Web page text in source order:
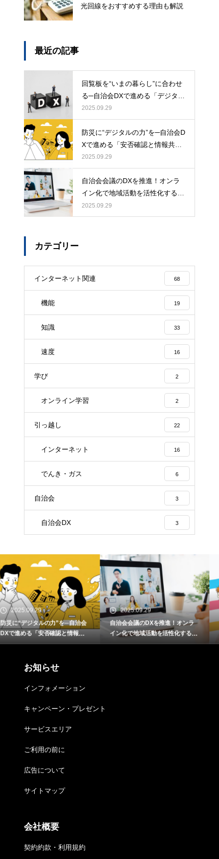
光回線をおすすめする理由も解説
最近の記事
回覧板を“いまの暮らし”に合わせ
る─自治会DXで進める「デジタル
回覧板」の始め方
2025.09.29
防災に“デジタルの力”を─自治会D
Xで進める「安否確認と情報共
有」の新しいかたち：地域コミュ
ニティを災害から守るためのロー
ドマップ
2025.09.29
自治会会議のDXを推進！オンラ
イン化で地域活動を活性化する詳
細ガイド
2025.09.29
カテゴリー
インターネット関連 68
機能 19
知識 33
速度 16
学び 2
オンライン学習 2
引っ越し 22
インターネット 16
でんき・ガス 6
自治会 3
自治会DX 3
2025.09.29
自治会会議のDXを推進！オンラ
イン化で地域活動を活性化する詳
細ガイド
2024.05.15
高まる教育へのゲーミフィケーシ
ョン導入
お知らせ
インフォメーション
キャンペーン・プレゼント
サービスエリア
ご利用の前に
広告について
サイトマップ
会社概要
契約約款・利用規約